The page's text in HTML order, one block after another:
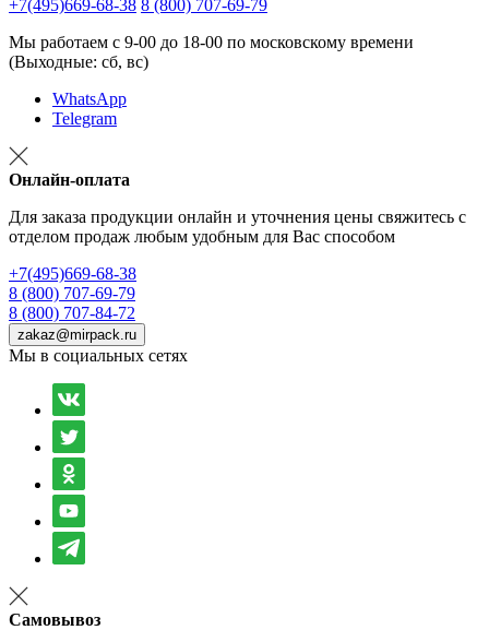
+7(495)669-68-38 8 (800) 707-69-79
Мы работаем с 9-00 до 18-00 по московскому времени
(Выходные: сб, вс)
WhatsApp
Telegram
Онлайн-оплата
Для заказа продукции онлайн и уточнения цены свяжитесь с
отделом продаж любым удобным для Вас способом
+7(495)669-68-38
8 (800) 707-69-79
8 (800) 707-84-72
zakaz@mirpack.ru
Мы в социальных сетях
Самовывоз